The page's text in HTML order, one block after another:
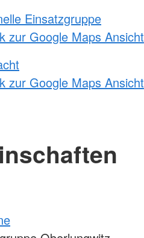
Einsatzgruppe
zur Google Maps Ansicht
zur Google Maps Ansicht